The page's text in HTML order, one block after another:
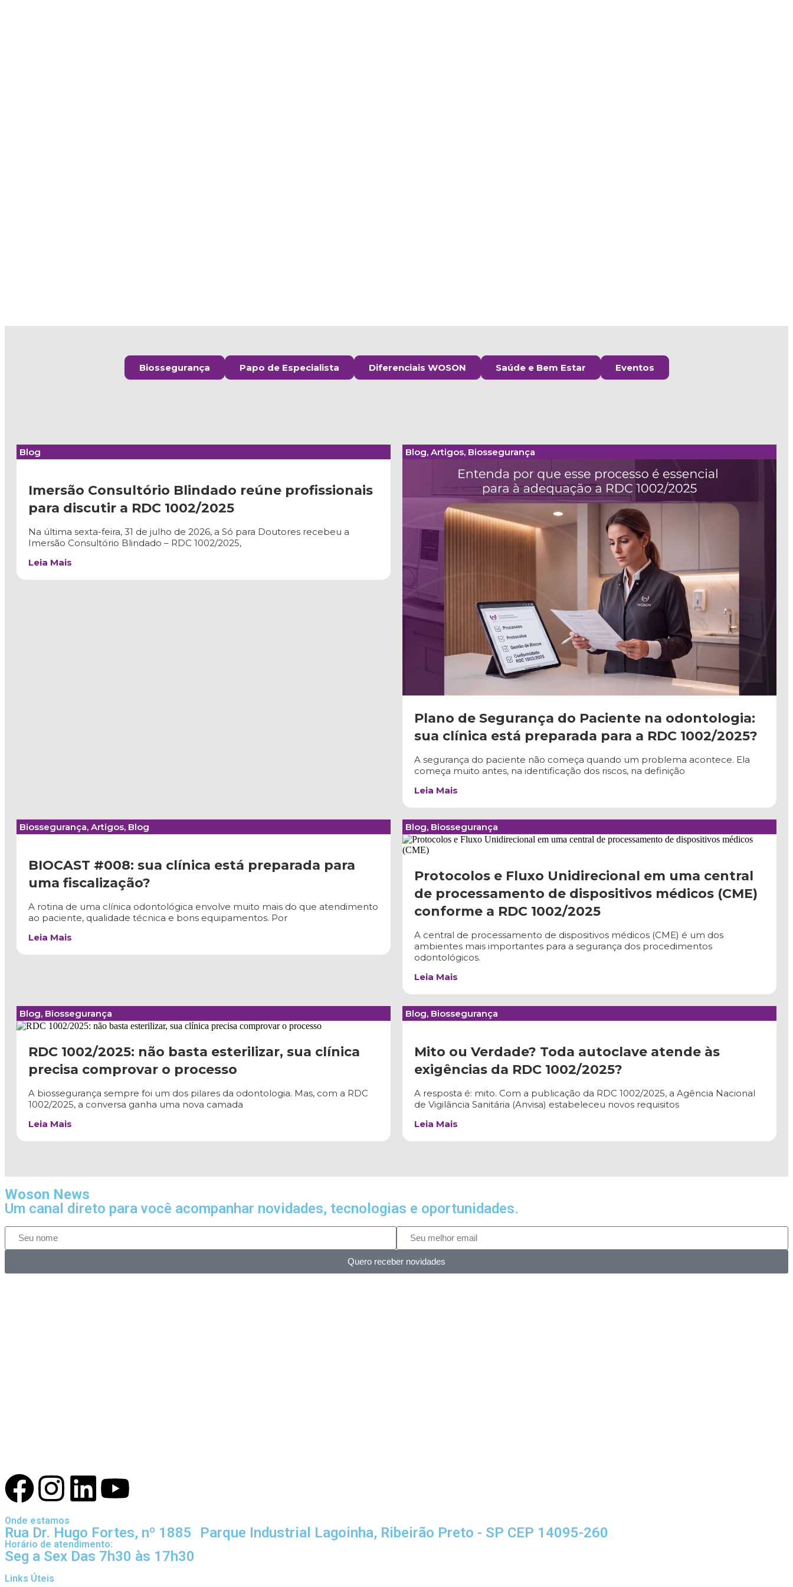
Biossegurança Papo de Especialista Diferenciais WOSON Saúde e Bem Estar Eventos
Blog
Imersão Consultório Blindado reúne profissionais
para discutir a RDC 1002/2025
Na última sexta-feira, 31 de julho de 2026, a Só para Doutores recebeu a
Imersão Consultório Blindado – RDC 1002/2025,
Leia Mais
Blog, Artigos, Biossegurança
Plano de Segurança do Paciente na odontologia:
sua clínica está preparada para a RDC 1002/2025?
A segurança do paciente não começa quando um problema acontece. Ela
começa muito antes, na identificação dos riscos, na definição
Leia Mais
Biossegurança, Artigos, Blog
BIOCAST #008: sua clínica está preparada para
uma fiscalização?
A rotina de uma clínica odontológica envolve muito mais do que atendimento
ao paciente, qualidade técnica e bons equipamentos. Por
Leia Mais
Blog, Biossegurança
Protocolos e Fluxo Unidirecional em uma central
de processamento de dispositivos médicos (CME)
conforme a RDC 1002/2025
A central de processamento de dispositivos médicos (CME) é um dos
ambientes mais importantes para a segurança dos procedimentos
odontológicos.
Leia Mais
Blog, Biossegurança
RDC 1002/2025: não basta esterilizar, sua clínica
precisa comprovar o processo
A biossegurança sempre foi um dos pilares da odontologia. Mas, com a RDC
1002/2025, a conversa ganha uma nova camada
Leia Mais
Blog, Biossegurança
Mito ou Verdade? Toda autoclave atende às
exigências da RDC 1002/2025?
A resposta é: mito. Com a publicação da RDC 1002/2025, a Agência Nacional
de Vigilância Sanitária (Anvisa) estabeleceu novos requisitos
Leia Mais
Woson News
Um canal direto para você acompanhar novidades, tecnologias e oportunidades.
Quero receber novidades
Onde estamos
Rua Dr. Hugo Fortes, nº 1885 Parque Industrial Lagoinha, Ribeirão Preto - SP CEP 14095-260
Horário de atendimento:
Seg a Sex Das 7h30 às 17h30
Links Úteis